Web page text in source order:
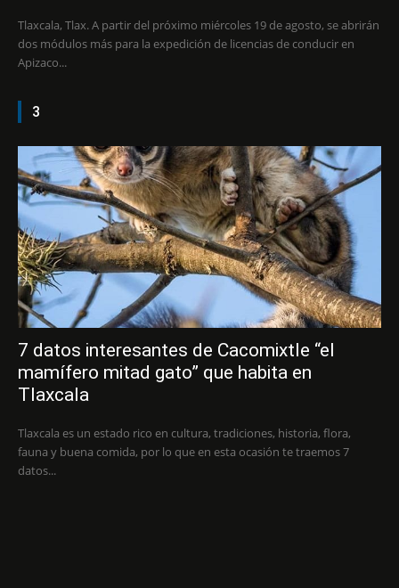
Tlaxcala, Tlax. A partir del próximo miércoles 19 de agosto, se abrirán
dos módulos más para la expedición de licencias de conducir en
Apizaco...
3
7 datos interesantes de Cacomixtle “el
mamífero mitad gato” que habita en
Tlaxcala
Tlaxcala es un estado rico en cultura, tradiciones, historia, flora,
fauna y buena comida, por lo que en esta ocasión te traemos 7
datos...